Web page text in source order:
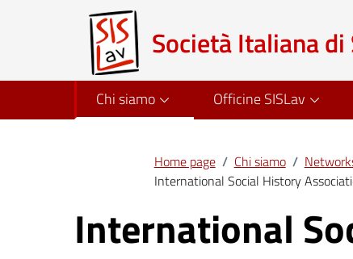
Società Italiana
Chi siamo Officine SISLav
Home page / Chi siamo /
International Social History
International